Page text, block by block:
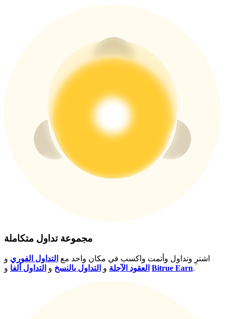
USDT New User Exclusive 10% APR
USDT Flexible Staking | Daily Rewards
BTC New User Exclusive: 6.5% APR
BTC Flexible Staking | Daily Rewards
المزيد من الفعاليات
اربح الجوائز والمكافآت الحصرية
مجموعة تداول متكاملة
اشترِ وتداول وأتمت واكسب في مكان واحد مع التداول الفوري و
العقود الآجلة و التداول بالنسخ و التداول ألفا Bitrue Earn.